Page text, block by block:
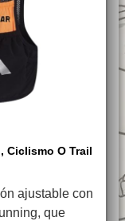
Ciclismo O Trail
ajustable con
que